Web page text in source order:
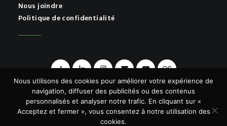
Nous joindre
Politique de confidentialité
OS
© 2026 A+ | Tous droits réservés.
Nous utilisons des cookies pour améliorer votre expérience de
navigation, diffuser des publicités ou des contenus
personnalisés et analyser notre trafic. En cliquant sur «
Acceptez et fermer », vous consentez à notre utilisation des
cookies.